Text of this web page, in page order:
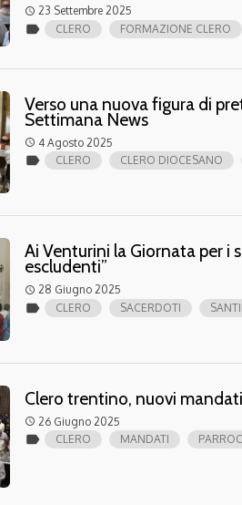
access_time 23 Settembre 2025
label CLERO FORMAZIONE CLERO
Verso una nuova figura di
Settimana News
access_time 4 Agosto 2025
label CLERO CLERO DIOCESANO
Ai Venturini la Giornata per i
escludenti”
access_time 28 Giugno 2025
label CLERO SACERDOTI
Clero trentino, nuovi
access_time 26 Giugno 2025
label CLERO MANDATI